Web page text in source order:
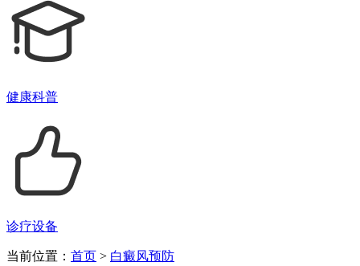
健康科普
诊疗设备
当前位置： 首页 > 白癜风预防